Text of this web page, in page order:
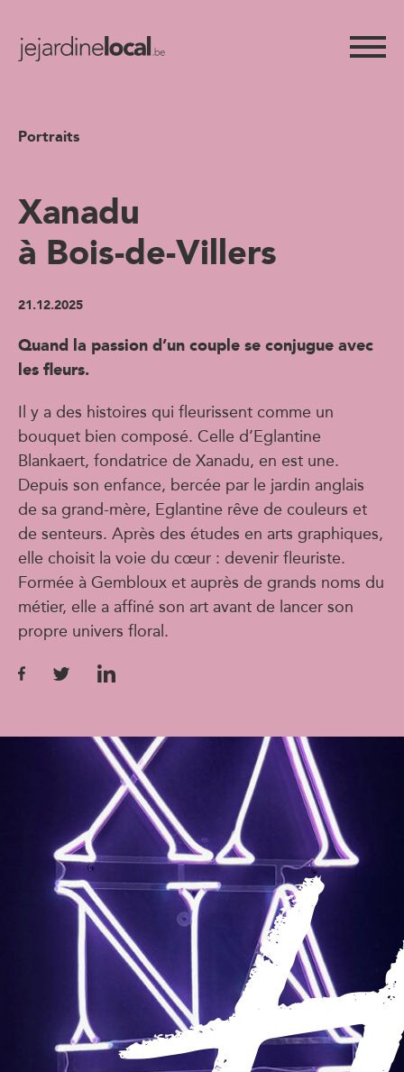
Portraits
Xanadu
à Bois-de-Villers
21.12.2025
Quand la passion d’un couple se conjugue avec
les fleurs.
Il y a des histoires qui fleurissent comme un
bouquet bien composé. Celle d’Eglantine
Blankaert, fondatrice de Xanadu, en est une.
Depuis son enfance, bercée par le jardin anglais
de sa grand-mère, Eglantine rêve de couleurs et
de senteurs. Après des études en arts graphiques,
elle choisit la voie du cœur : devenir fleuriste.
Formée à Gembloux et auprès de grands noms du
métier, elle a affiné son art avant de lancer son
propre univers floral.